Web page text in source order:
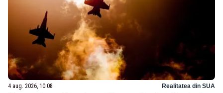
4 aug. 2026, 10:08 Realitatea din SUA